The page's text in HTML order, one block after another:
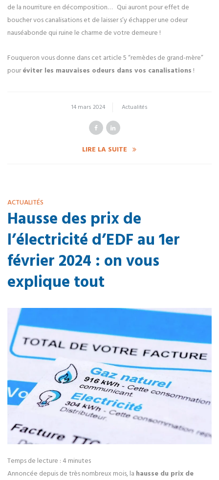
de la nourriture en décomposition… Qui auront pour effet de
boucher vos canalisations et de laisser s’y échapper une odeur
nauséabonde qui ruine le charme de votre demeure !
Fouqueron vous donne dans cet article 5 “remèdes de grand-mère”
pouréviter les mauvaises odeurs dans vos canalisations !
14 mars 2024 Actualités
LIRE LA SUITE
ACTUALITÉS
Hausse des prix de
l’électricité d’EDF au 1er
février 2024 : on vous
explique tout
Temps de lecture : 4 minutes
Annoncée depuis de très nombreux mois, la hausse du prix de